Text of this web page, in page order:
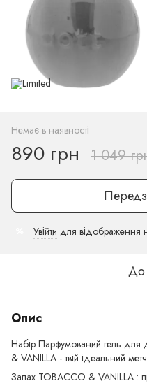
Немає в наявності
890 грн 1 049
Увійти для відображення
До
Опис
Набір Парфумований гель для
& VANILLA - твій ідеальний
Запах TOBACCO & VANILLA :